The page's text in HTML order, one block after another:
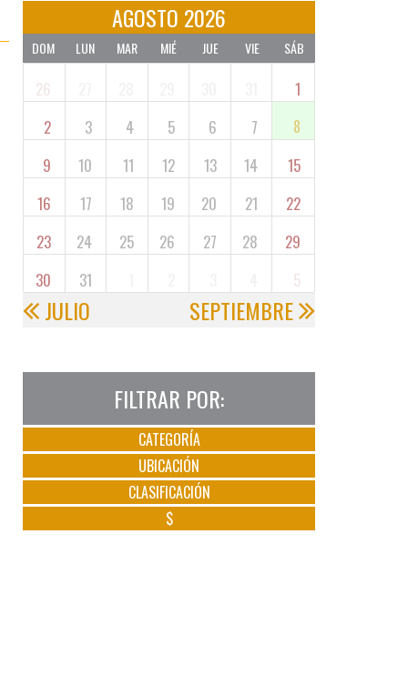
AGOSTO 2026
DOM LUN MAR MIÉ JUE VIE SÁB
26
1
2
3 4 5 6 7 8
9 10 11 12 13 14
15
16
17 18 19 20 21
22
23
24 25 26 27 28
29
30
31 5
JULIO SEPTIEMBRE
FILTRAR POR:
CATEGORÍA
UBICACIÓN
CLASIFICACIÓN
$